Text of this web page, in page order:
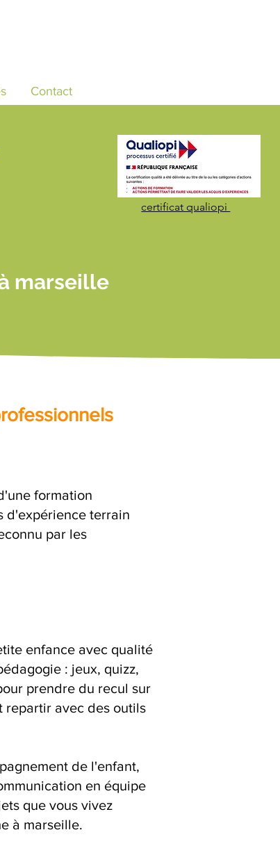
Contact
certificat qualiopi
marseille
formation
d'expérience terrain
par les
enfance avec qualité
: jeux, quizz,
prendre du recul sur
repartir avec des outils
de l'enfant,
en équipe
que vous vivez
à marseille.